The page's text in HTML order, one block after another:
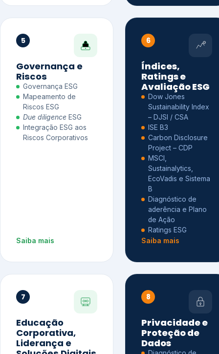
5
Governança e
Riscos
Governança ESG
Mapeamento de
Riscos ESG
Due diligence ESG
Integração ESG aos
Riscos Corporativos
Saiba mais
6
Índices,
Ratings e
Avaliação ESG
Dow Jones
Sustainability Index
– DJSI / CSA
ISE B3
Carbon Disclosure
Project – CDP
MSCI,
Sustainalytics,
EcoVadis e Sistema
B
Diagnóstico de
aderência e Plano
de Ação
Ratings ESG
Saiba mais
7
Educação
Corporativa,
Liderança e
8
Privacidade e
Proteção de
Dados